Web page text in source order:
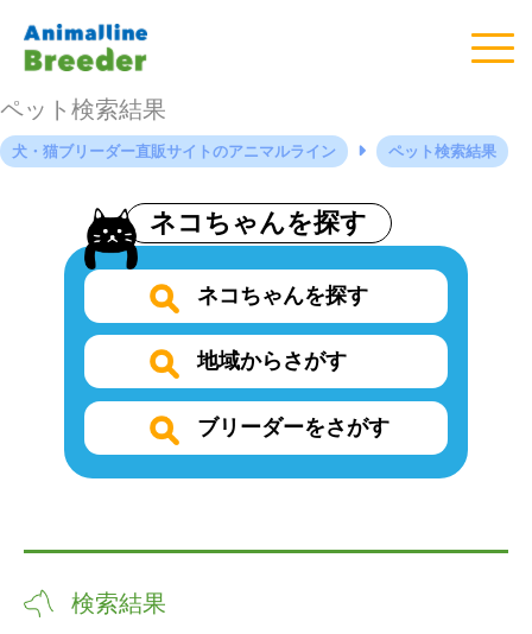
ペット検索結果
犬・猫ブリーダー直販サイトのアニマルライン ペット検索結果
ネコちゃんを探す
ネコちゃんを探す
地域からさがす
ブリーダーをさがす
検索結果